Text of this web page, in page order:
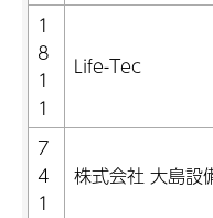
1
8
1
1
Life-Tec
7
4
1
株式会社 大島設